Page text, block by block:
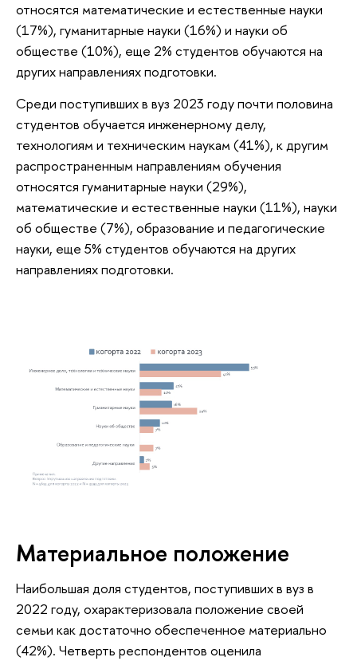
относятся математические и естественные науки
(17%), гуманитарные науки (16%) и науки об
обществе (10%), еще 2% студентов обучаются на
других направлениях подготовки.
Среди поступивших в вуз 2023 году почти половина
студентов обучается инженерному делу,
технологиям и техническим наукам (41%), к другим
распространенным направлениям обучения
относятся гуманитарные науки (29%),
математические и естественные науки (11%), науки
об обществе (7%), образование и педагогические
науки, еще 5% студентов обучаются на других
направлениях подготовки.
Материальное положение
Наибольшая доля студентов, поступивших в вуз в
2022 году, охарактеризовала положение своей
семьи как достаточно обеспеченное материально
(42%). Четверть респондентов оценила